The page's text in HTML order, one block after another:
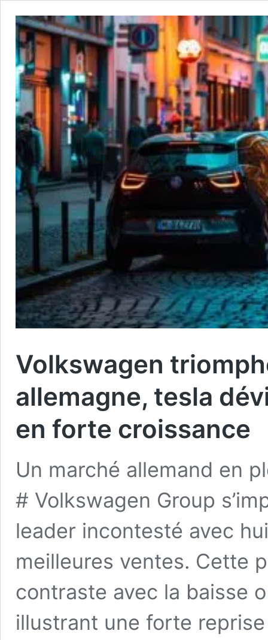
Volkswagen
allemagne, tesla
en forte croissance
Un marché allemand en
# Volkswagen Group
leader incontesté avec
meilleures ventes. Cette
contraste avec la baisse
illustrant une forte